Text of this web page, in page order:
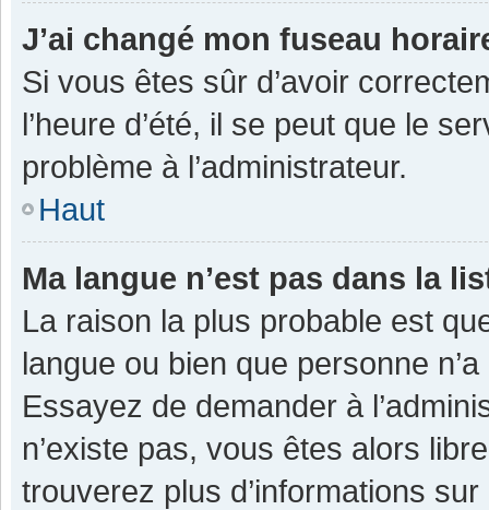
J’ai changé mon fuseau
Si vous êtes sûr d’avoir
l’heure d’été, il se peut que le
problème à l’administrateur.
Haut
Ma langue n’est pas dans la
La raison la plus probable est
langue ou bien que personne
Essayez de demander à
n’existe pas, vous êtes alors
trouverez plus d’informations